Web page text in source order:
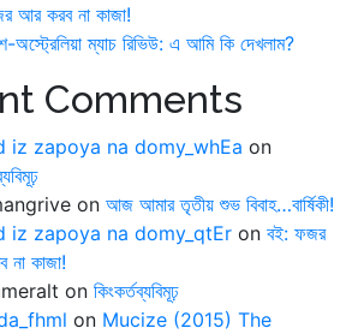
আর করব না কাজা!
অস্ট্রেলিয়া ম্যাচ রিভিউ: এ আমি কি দেখলাম?
Comments
iz zapoya na domy_whEa on
on আজ আমার তৃতীয় শুভ বিবাহ…বার্ষিকী!
iz zapoya na domy_qtEr on বই: ফজর
কাজা!
on কিংকর্তব্যবিমূঢ়
on Mucize (2015) The